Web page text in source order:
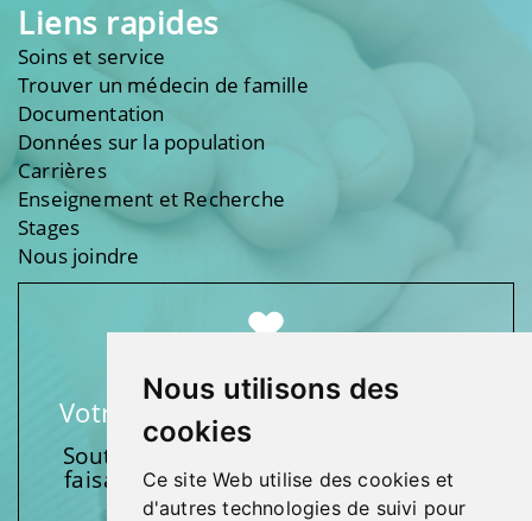
Nous utilisons des
cookies
Ce site Web utilise des cookies et
d'autres technologies de suivi pour
Liens rapides
Soins et service
Trouver un médecin de famille
Documentation
Données sur la population
Carrières
Enseignement et Recherche
Stages
Nous joindre
Votre soutien fait une différence
Soutenez l’une de nos fondations en
faisant un don et en participant aux
activités.